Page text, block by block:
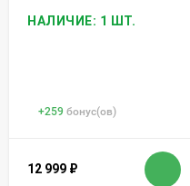
НАЛИЧИЕ: 1 ШТ.
+259 бонус(ов)
12 999 ₽